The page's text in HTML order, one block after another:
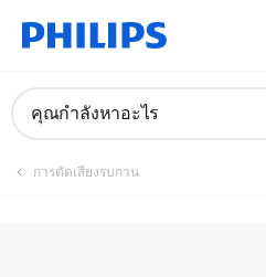
คุณกำลังหาอะไร
การตัดเสียงรบกวน
ลงทะเบียนผลิตภัณฑ์